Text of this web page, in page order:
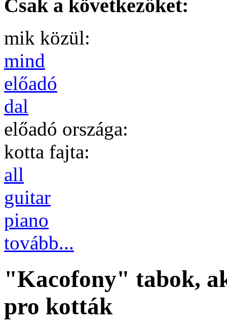
Csak a következőket:
mik közül:
mind
előadó
dal
előadó országa:
kotta fajta:
all
guitar
piano
tovább...
"Kacofony" tabok,
pro kották